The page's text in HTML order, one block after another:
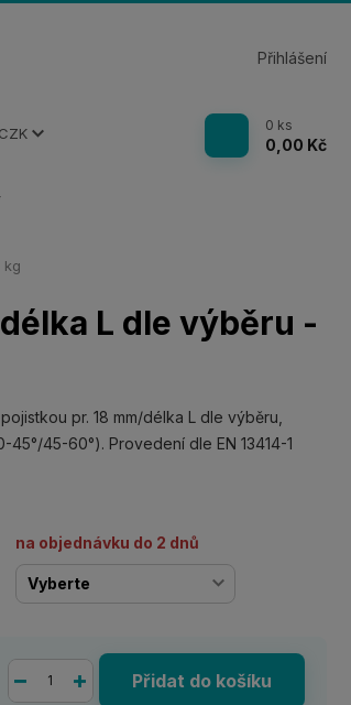
CZK
Přihlášení
0 ks
0,00 Kč
kg
L dle výběru -
pr. 18 mm/délka L dle výběru,
45-60°). Provedení dle EN 13414-1
na objednávku do 2 dnů
Přidat do košíku